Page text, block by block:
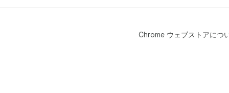
Chrome ウェブストアにつ